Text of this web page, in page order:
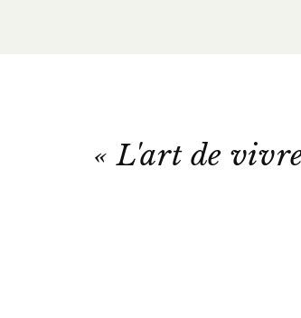
« L'art de